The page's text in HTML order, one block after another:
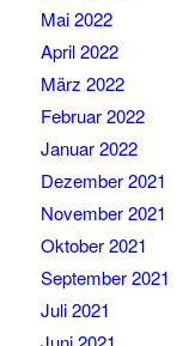
Mai 2022
April 2022
März 2022
Februar 2022
Januar 2022
Dezember 2021
November 2021
Oktober 2021
September 2021
Juli 2021